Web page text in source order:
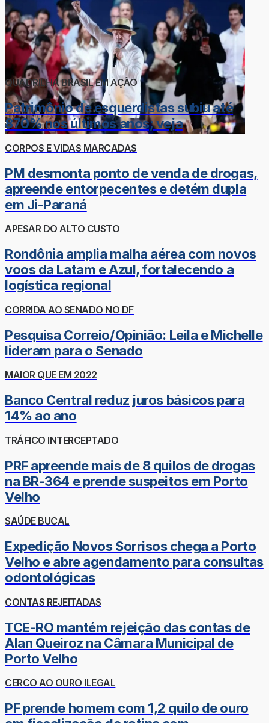
QUADRILHA BRASIL EM AÇÃO
Patrimônio de esquerdistas subiu até
870% nos últimos anos; veja
CORPOS E VIDAS MARCADAS
PM desmonta ponto de venda de drogas,
apreende entorpecentes e detém dupla
em Ji-Paraná
APESAR DO ALTO CUSTO
Rondônia amplia malha aérea com novos
voos da Latam e Azul, fortalecendo a
logística regional
CORRIDA AO SENADO NO DF
Pesquisa Correio/Opinião: Leila e Michelle
lideram para o Senado
MAIOR QUE EM 2022
Banco Central reduz juros básicos para
14% ao ano
TRÁFICO INTERCEPTADO
PRF apreende mais de 8 quilos de drogas
na BR-364 e prende suspeitos em Porto
Velho
SAÚDE BUCAL
Expedição Novos Sorrisos chega a Porto
Velho e abre agendamento para consultas
odontológicas
CONTAS REJEITADAS
TCE-RO mantém rejeição das contas de
Alan Queiroz na Câmara Municipal de
Porto Velho
CERCO AO OURO ILEGAL
PF prende homem com 1,2 quilo de ouro